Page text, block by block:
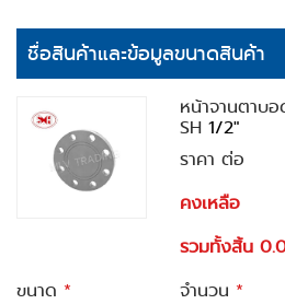
ชื่อสินค้าและข้อมูลขนาดสินค้า
หน้าจานตาบ
SH1/2"
ราคา ต่อ
คงเหลือ
รวมทั้งสิ้น
ขนาด * จำนวน *